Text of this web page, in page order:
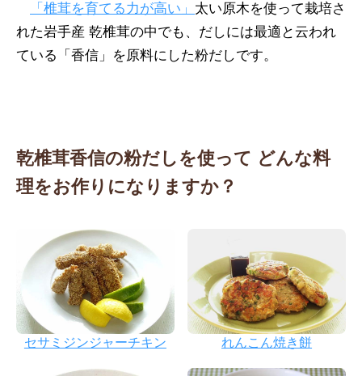
「椎茸を育てる力が高い」 太い原木を使って栽培さ
れた岩手産 乾椎茸の中でも、だしには最適と云われ
ている「香信」を原料にした粉だしです。
乾椎茸香信の粉だしを使って どんな料
理をお作りになりますか？
セサミジンジャーチキン れんこん焼き餅